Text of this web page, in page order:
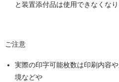
デュプロ duplo
と装置添付品は使用できなくなり
ご注意
実際の印字可能枚数は印刷内容
境などや